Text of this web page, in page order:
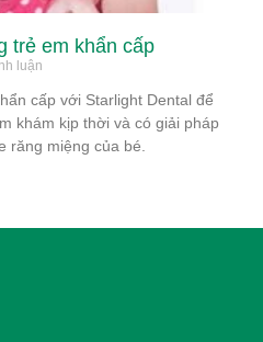
trẻ em khẩn cấp
luận
cấp với Starlight Dental để
khám kịp thời và có giải pháp
răng miệng của bé.